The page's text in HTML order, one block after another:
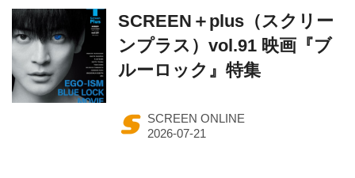
SCREEN＋plus（スクリー
ンプラス）vol.91 映画『ブ
ルーロック』特集
SCREEN ONLINE